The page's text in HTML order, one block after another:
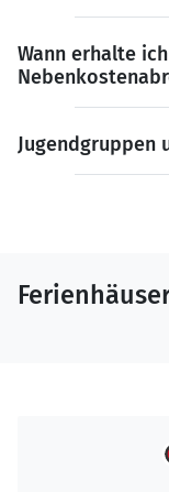
Wann erhalte
Jugendgruppen